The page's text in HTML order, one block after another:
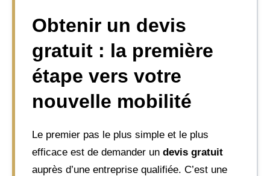
Obtenir un devis
gratuit : la première
étape vers votre
nouvelle mobilité
Le premier pas le plus simple et le plus
efficace est de demander un devis gratuit
auprès d’une entreprise qualifiée. C’est une